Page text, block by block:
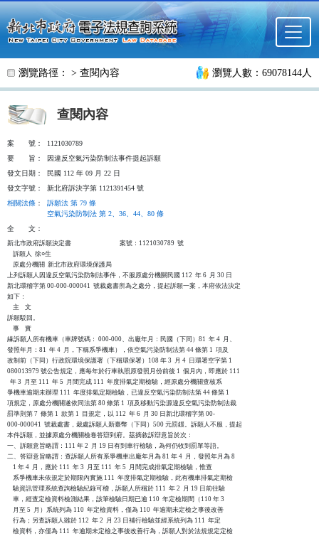
跳至主要內容
瀏覽路徑： > 查閱內容 瀏覽人數：69078144人
查閱內容
案 號：
1121030789
要
旨：
因違反空氣污染防制法事件提起訴願
發文日期：
民國 112 年 09 月 22 日
發文字號：
新北府訴決字第 1121391454 號
相關法條 ：
訴願法 第 79 條
空氣污染防制法 第 2、36、44、80 條
全
文：
新北市政府訴願決定書                                  案號：1121030789  號
    訴願人  徐○生
    原處分機關  新北市政府環境保護局
上列訴願人因違反空氣污染防制法事件，不服原處分機關民國 112  年 6  月 30 日
新北環稽字第 00-000-000041  號裁處書所為之處分，提起訴願一案，本府依法決定
如下：
    主    文
訴願駁回。
    事    實
緣訴願人所有機車（車牌號碼： 000-000、出廠年月：民國（下同）81  年 4  月、
發照年月：81  年 4  月，下稱系爭機車），依空氣污染防制法第 44 條第 1  項及
改制前（下同）行政院環境保護署（下稱環保署）108 年 3  月 4  日環署空字第 1
080013979 號公告規定，應每年於行車執照原發照月份前後 1  個月內，即應於 111
  年 3  月至 111  年 5  月間完成 111  年度排氣定期檢驗，經原處分機關查核系
爭機車逾期未辦理 111  年度排氣定期檢驗，已違反空氣污染防制法第 44 條第 1
項規定，原處分機關遂依同法第 80 條第 1  項及移動污染源違反空氣污染防制法裁
罰準則第 7  條第 1  款第 1  目規定，以 112  年 6  月 30 日新北環稽字第 00-
000-000041  號裁處書，裁處訴願人新臺幣（下同）500 元罰鍰。訴願人不服，提起
本件訴願，並據原處分機關檢卷答辯到府。茲摘敘訴辯意旨於次：
一、訴願意旨略謂：111 年 2  月 19 日有到車行檢驗，為何仍收到罰單等語。
二、答辯意旨略謂：查訴願人所有系爭機車出廠年月為 81 年 4  月，發照年月為 8
    1 年 4  月，應於 111  年 3  月至 111  年 5  月間完成排氣定期檢驗，惟查
    系爭機車未依規定於期限內實施 111  年度排氣定期檢驗，此有機車排氣定期檢
    驗資訊管理系統查詢檢驗紀錄可稽，訴願人所稱於 111  年 2  月 19 日前往驗
    車，經查定檢資料檢測結果，該筆檢驗日期已逾 110  年定檢期間（110 年 3
    月至 5  月）系統列為 110  年定檢資料，僅為 110  年逾期未定檢之事後改善
    行為；另查訴願人雖於 112  年 2  月 23 日補行檢驗並經系統列為 111  年定
    檢資料，亦僅為 111  年逾期未定檢之事後改善行為，訴願人對於法規規定定檢